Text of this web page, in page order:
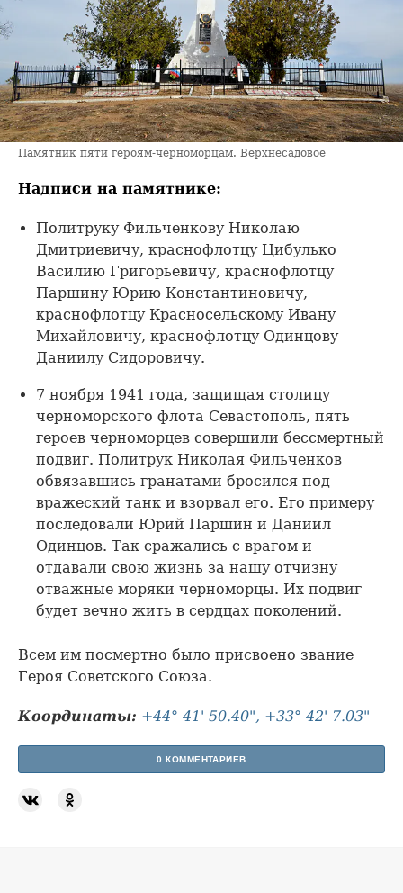
Памятник пяти героям-черноморцам. Верхнесадовое
Надписи на памятнике:
Политруку Фильченкову Николаю
Дмитриевичу, краснофлотцу Цибулько
Василию Григорьевичу, краснофлотцу
Паршину Юрию Константиновичу,
краснофлотцу Красносельскому Ивану
Михайловичу, краснофлотцу Одинцову
Даниилу Сидоровичу.
7 ноября 1941 года, защищая столицу
черноморского флота Севастополь, пять
героев черноморцев совершили бессмертный
подвиг. Политрук Николая Фильченков
обвязавшись гранатами бросился под
вражеский танк и взорвал его. Его примеру
последовали Юрий Паршин и Даниил
Одинцов. Так сражались с врагом и
отдавали свою жизнь за нашу отчизну
отважные моряки черноморцы. Их подвиг
будет вечно жить в сердцах поколений.
Всем им посмертно было присвоено звание
Героя Советского Союза.
Координаты: +44° 41' 50.40", +33° 42' 7.03"
0 КОММЕНТАРИЕВ